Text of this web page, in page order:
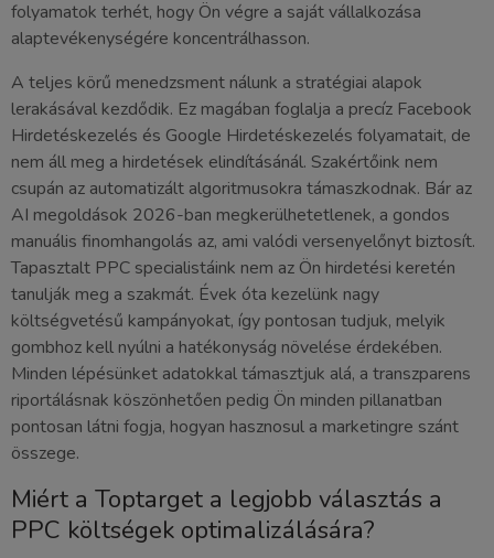
folyamatok terhét, hogy Ön végre a saját vállalkozása
alaptevékenységére koncentrálhasson.
A teljes körű menedzsment nálunk a stratégiai alapok
lerakásával kezdődik. Ez magában foglalja a precíz Facebook
Hirdetéskezelés és Google Hirdetéskezelés folyamatait, de
nem áll meg a hirdetések elindításánál. Szakértőink nem
csupán az automatizált algoritmusokra támaszkodnak. Bár az
AI megoldások 2026-ban megkerülhetetlenek, a gondos
manuális finomhangolás az, ami valódi versenyelőnyt biztosít.
Tapasztalt PPC specialistáink nem az Ön hirdetési keretén
tanulják meg a szakmát. Évek óta kezelünk nagy
költségvetésű kampányokat, így pontosan tudjuk, melyik
gombhoz kell nyúlni a hatékonyság növelése érdekében.
Minden lépésünket adatokkal támasztjuk alá, a transzparens
riportálásnak köszönhetően pedig Ön minden pillanatban
pontosan látni fogja, hogyan hasznosul a marketingre szánt
összege.
Miért a Toptarget a legjobb választás a
PPC költségek optimalizálására?